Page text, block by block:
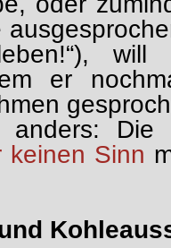
er
anders: Die
keinen Sinn